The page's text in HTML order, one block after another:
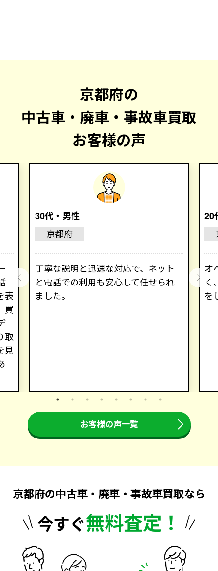
京都府の
中古車・廃車・事故車買取
お客様の声
表
買
取
見
30代・男性
京都府
丁寧な説明と迅速な対応で、ネット
と電話での利用も安心して任せられ
ました。
20
オ
く
を
お客様の声一覧
京都府の中古車・廃車・事故車買取なら
今すぐ無料査定！